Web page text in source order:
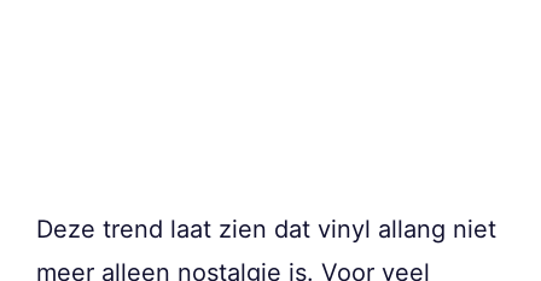
Deze trend laat zien dat vinyl allang niet
meer alleen nostalgie is. Voor veel